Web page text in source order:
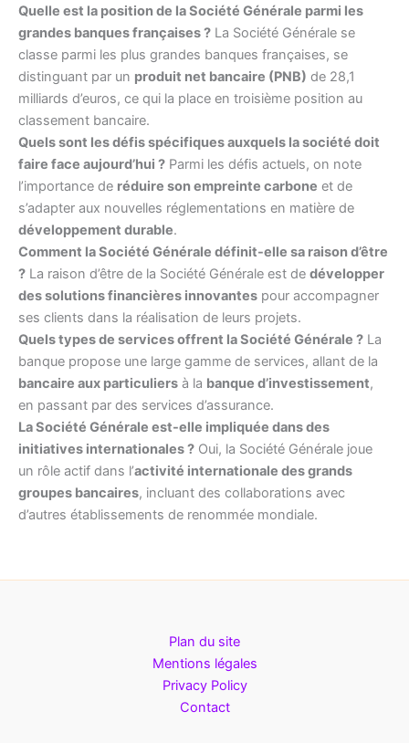
Quelle est la position de la Société Générale parmi les
grandes banques françaises ? La Société Générale se
classe parmi les plus grandes banques françaises, se
distinguant par un produit net bancaire (PNB) de 28,1
milliards d’euros, ce qui la place en troisième position au
classement bancaire.
Quels sont les défis spécifiques auxquels la société doit
faire face aujourd’hui ? Parmi les défis actuels, on note
l’importance de réduire son empreinte carbone et de
s’adapter aux nouvelles réglementations en matière de
développement durable.
Comment la Société Générale définit-elle sa raison d’être
? La raison d’être de la Société Générale est de développer
des solutions financières innovantes pour accompagner
ses clients dans la réalisation de leurs projets.
Quels types de services offrent la Société Générale ? La
banque propose une large gamme de services, allant de la
bancaire aux particuliers à la banque d’investissement,
en passant par des services d’assurance.
La Société Générale est-elle impliquée dans des
initiatives internationales ? Oui, la Société Générale joue
un rôle actif dans l’activité internationale des grands
groupes bancaires, incluant des collaborations avec
d’autres établissements de renommée mondiale.
Plan du site
Mentions légales
Privacy Policy
Contact